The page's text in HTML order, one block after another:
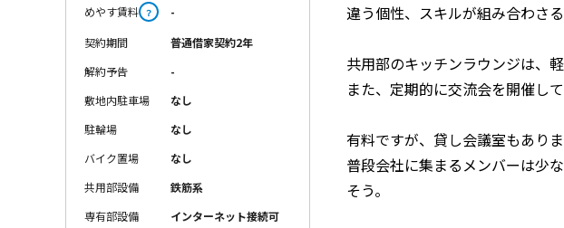
違う個性、スキルが組み合わさ
共用部のキッチンラウンジは、
また、定期的に交流会を開催し
有料ですが、貸し会議室もありま
普段会社に集まるメンバーは少
そう。
めやす賃料 ？ -
契約期間
普通借家契約2年
解約予告
-
敷地内駐車場
なし
駐輪場
なし
バイク置場
なし
共用部設備
鉄筋系
専有部設備
インターネット接続可